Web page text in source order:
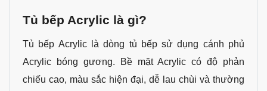
Tủ bếp Acrylic là gì?
Tủ bếp Acrylic là dòng tủ bếp sử dụng cánh phủ
Acrylic bóng gương. Bề mặt Acrylic có độ phản
chiếu cao, màu sắc hiện đại, dễ lau chùi và thường